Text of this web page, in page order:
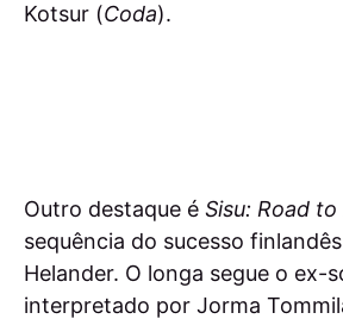
Kotsur (Coda).
Outro destaque é Sisu: Road
sequência do sucesso finlandês
Helander. O longa segue o ex-
interpretado por Jorma